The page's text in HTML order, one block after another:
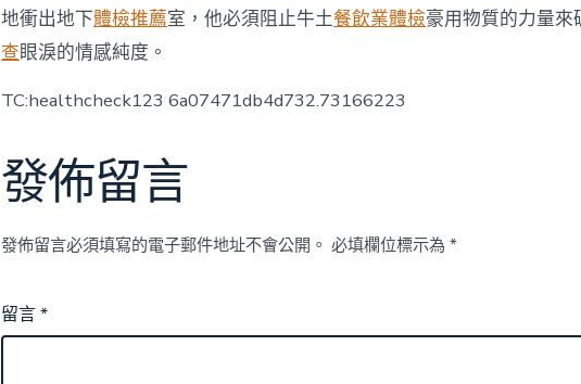
地衝出地下體檢推薦室，他必須阻止牛土餐飲業體檢豪用物質的力量來
查眼淚的情感純度。
TC:healthcheck123 6a07471db4d732.73166223
發佈留言
發佈留言必須填寫的電子郵件地址不會公開。 必填欄位標示為 *
留言*